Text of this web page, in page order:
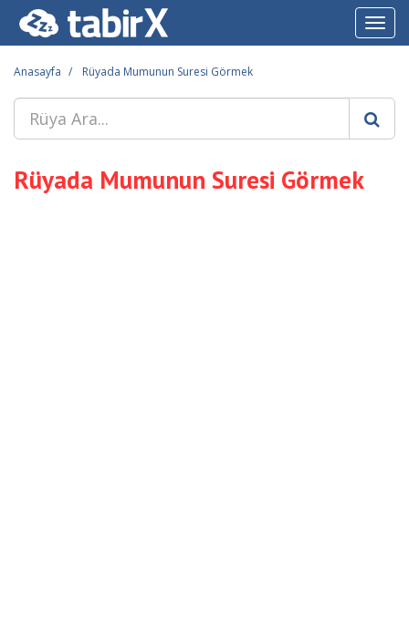
Anasayfa Rüyada Mumunun Suresi Görmek
Rüyada Mumunun Suresi Görmek